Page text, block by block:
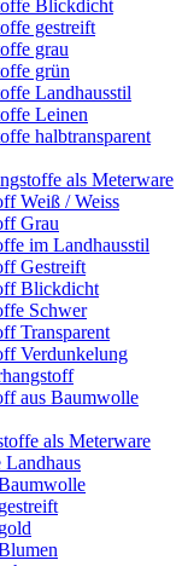
Blickdicht
gestreift
grau
grün
Landhausstil
Leinen
halbtransparent
als Meterware
Weiß / Weiss
Grau
im Landhausstil
Gestreift
Blickdicht
Schwer
Transparent
Verdunkelung
aus Baumwolle
als Meterware